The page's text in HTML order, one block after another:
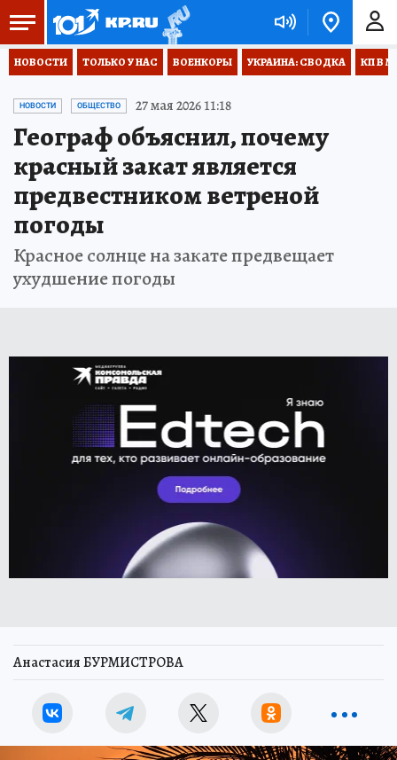
НОВОСТИ ТОЛЬКО У НАС ВОЕНКОРЫ УКРАИНА: СВОДКА КП В
НОВОСТИ ОБЩЕСТВО 27 мая 2026 11:18
Географ объяснил, почему
красный закат является
предвестником ветреной
погоды
Красное солнце на закате предвещает
ухудшение погоды
Анастасия БУРМИСТРОВА